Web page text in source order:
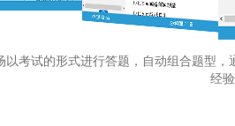
以考试的形式进行答题，自动组合题型
经